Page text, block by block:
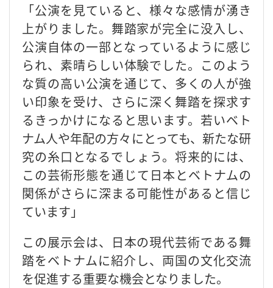
「公演を見ていると、様々な感情が湧き
上がりました。舞踏家が完全に没入し、
公演自体の一部となっているように感じ
られ、素晴らしい体験でした。このよう
な質の高い公演を通じて、多くの人が強
い印象を受け、さらに深く舞踏を探求す
るきっかけになると思います。若いベト
ナム人や年配の方々にとっても、新たな研
究の糸口となるでしょう。将来的には、
この芸術形態を通じて日本とベトナムの
関係がさらに深まる可能性があると信じ
ています」
この展示会は、日本の現代芸術である舞
踏をベトナムに紹介し、両国の文化交流
を促進する重要な機会となりました。